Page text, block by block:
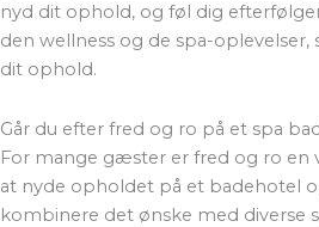
nyd dit ophold, og føl dig
den wellness og de spa-
dit ophold.
Går du efter fred og ro på et spa
For mange gæster er fred og ro
at nyde opholdet på et badehotel
kombinere det ønske med diverse